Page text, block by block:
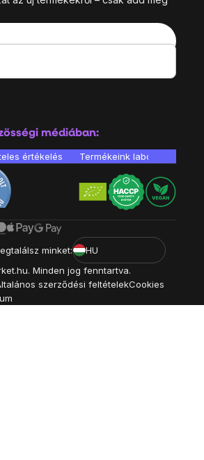
médiában:
értékelés Termékeink
minket:
HU
Minden jog fenntartva.
szerződési feltételekCookies